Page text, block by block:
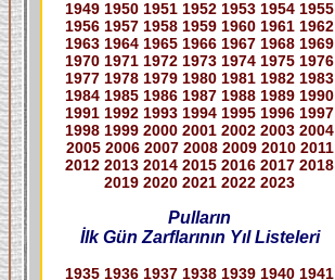
1949 1950 1951 1952 1953 1954 1955
1956 1957 1958 1959 1960 1961 1962
1963 1964 1965 1966 1967 1968 1969
1970 1971 1972 1973 1974 1975 1976
1977 1978 1979 1980 1981 1982 1983
1984 1985 1986 1987 1988 1989 1990
1991 1992 1993 1994 1995 1996 1997
1998 1999 2000 2001 2002 2003 2004
2005 2006 2007 2008 2009 2010 2011
2012 2013 2014 2015 2016 2017 2018
2019 2020 2021 2022 2023
Pulların
İlk Gün Zarflarının Yıl Listeleri
1935 1936 1937 1938 1939 1940 1941